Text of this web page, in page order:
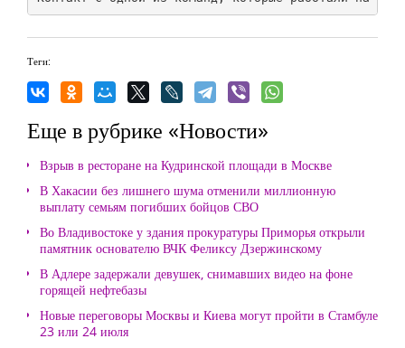
Теги:
Еще в рубрике «Новости»
Взрыв в ресторане на Кудринской площади в Москве
В Хакасии без лишнего шума отменили миллионную
выплату семьям погибших бойцов СВО
Во Владивостоке у здания прокуратуры Приморья открыли
памятник основателю ВЧК Феликсу Дзержинскому
В Адлере задержали девушек, снимавших видео на фоне
горящей нефтебазы
Новые переговоры Москвы и Киева могут пройти в Стамбуле
23 или 24 июля